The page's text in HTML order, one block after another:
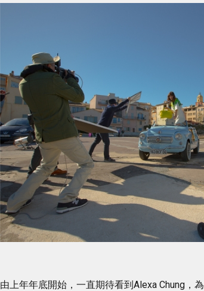
由上年年底開始，一直期待看到Alexa Chung，